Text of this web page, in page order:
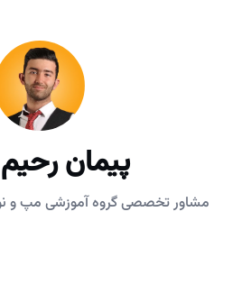
پیمان
مشاور تخصصی گروه آموزشی مپ و